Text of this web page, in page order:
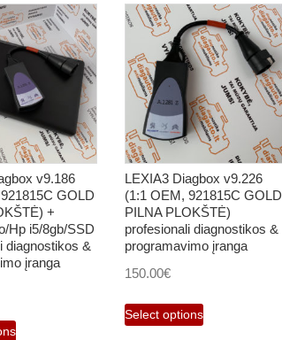
v9.186
GOLD
+
Hp i5/8gb/SSD
diagnostikos &
įranga
LEXIA3 Diagbox v9.226
(1:1 OEM, 921815C GOLD
PILNA PLOKŠTĖ)
profesionali diagnostikos &
programavimo įranga
150.00€
Select options